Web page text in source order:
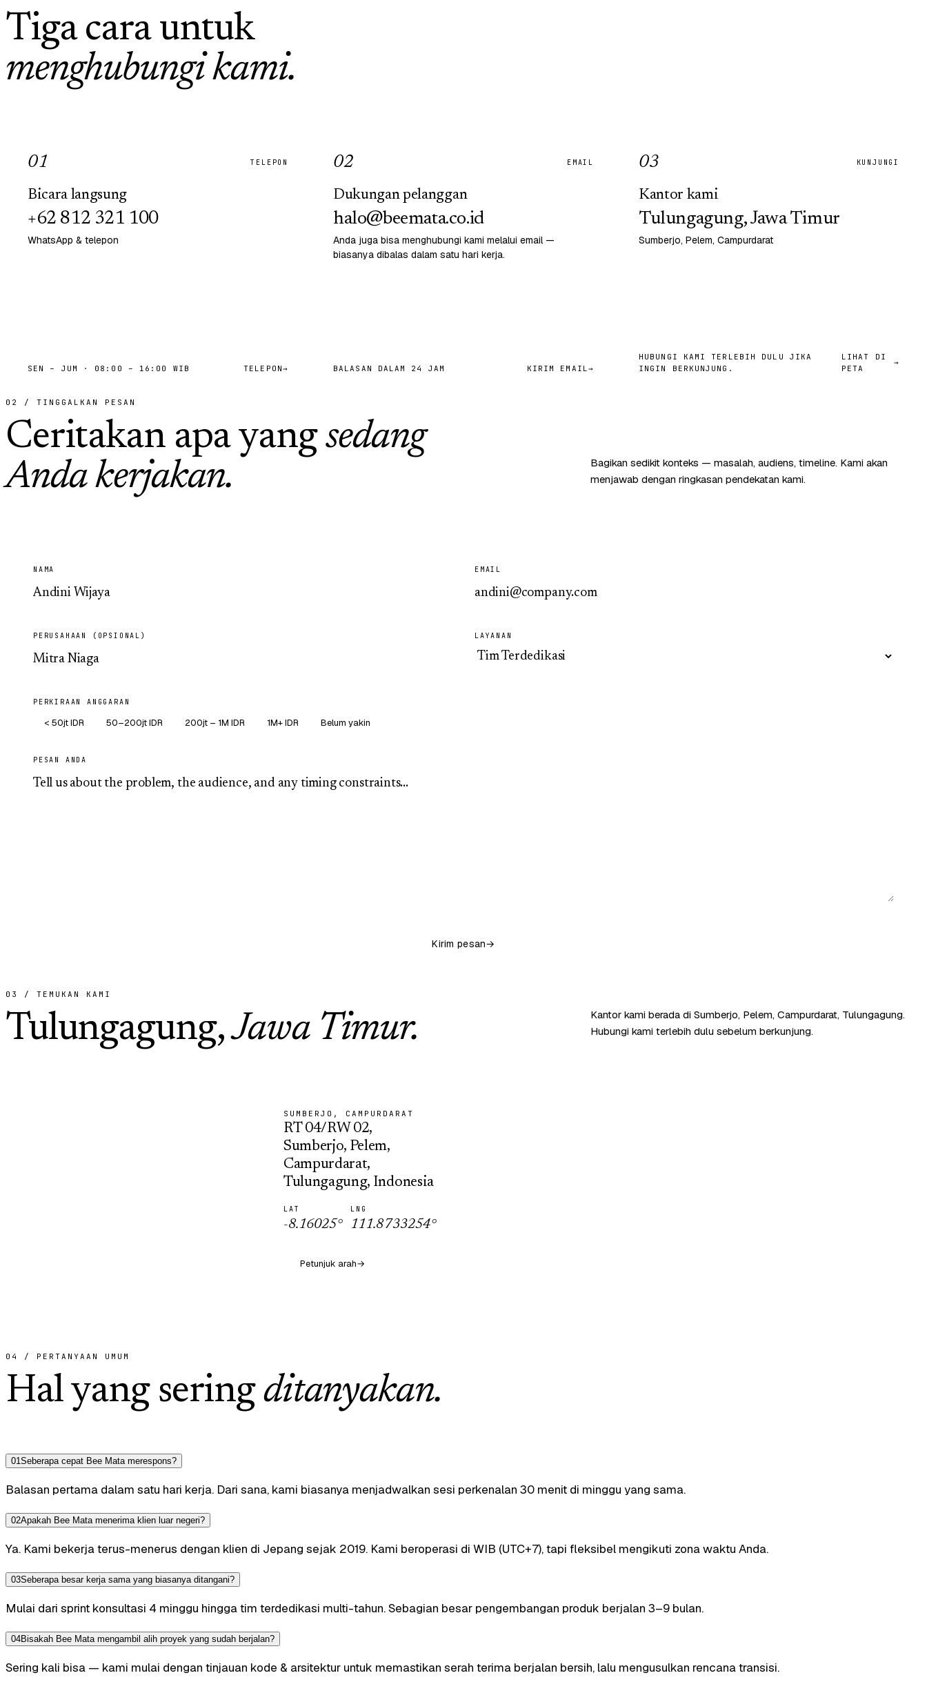
Tiga cara untuk
menghubungi kami.
01 TELEPON
Bicara langsung
+62 812 321 100
WhatsApp & telepon
SEN – JUM · 08:00 – 16:00 WIB TELEPON→
02 EMAIL
Dukungan pelanggan
halo@beemata.co.id
Anda juga bisa menghubungi kami melalui email —
biasanya dibalas dalam satu hari kerja.
BALASAN DALAM 24 JAM KIRIM EMAIL →
03 KUNJUNGI
Kantor kami
Tulungagung, Jawa Timur
Sumberjo, Pelem, Campurdarat
HUBUNGI KAMI TERLEBIH DULU JIKA
INGIN BERKUNJUNG.
LIHAT DI
PETA
→
02 / TINGGALKAN PESAN
Ceritakan apa yangsedang
Anda kerjakan.
Bagikan sedikit konteks — masalah, audiens, timeline. Kami akan
menjawab dengan ringkasan pendekatan kami.
NAMA EMAIL
PERUSAHAAN (OPSIONAL) LAYANAN
PERKIRAAN ANGGARAN
< 50jt IDR 50–200jt IDR 200jt – 1M IDR 1M+ IDR Belum yakin
PESAN ANDA
Kirim pesan→
03 / TEMUKAN KAMI
Tulungagung,Jawa Timur.
Kantor kami berada di Sumberjo, Pelem, Campurdarat, Tulungagung.
Hubungi kami terlebih dulu sebelum berkunjung.
SUMBERJO, CAMPURDARAT
RT 04/RW 02,
Sumberjo, Pelem,
Campurdarat,
Tulungagung, Indonesia
LAT
-8.16025°
LNG
111.8733254°
Petunjuk arah→
04 / PERTANYAAN UMUM
Hal yang seringditanyakan.
01Seberapa cepat Bee Mata merespons?
Balasan pertama dalam satu hari kerja. Dari sana, kami biasanya menjadwalkan sesi perkenalan 30 menit di minggu yang sama.
02Apakah Bee Mata menerima klien luar negeri?
Ya. Kami bekerja terus-menerus dengan klien di Jepang sejak 2019. Kami beroperasi di WIB (UTC+7), tapi fleksibel mengikuti zona waktu Anda.
03Seberapa besar kerja sama yang biasanya ditangani?
Mulai dari sprint konsultasi 4 minggu hingga tim terdedikasi multi-tahun. Sebagian besar pengembangan produk berjalan 3–9 bulan.
04Bisakah Bee Mata mengambil alih proyek yang sudah berjalan?
Sering kali bisa — kami mulai dengan tinjauan kode & arsitektur untuk memastikan serah terima berjalan bersih, lalu mengusulkan rencana transisi.